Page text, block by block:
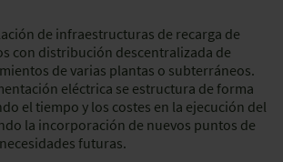
de infraestructuras de recarga de
con distribución descentralizada de
de varias plantas o subterráneos.
eléctrica se estructura de forma
el tiempo y los costes en la ejecución del
la incorporación de nuevos puntos de
futuras.